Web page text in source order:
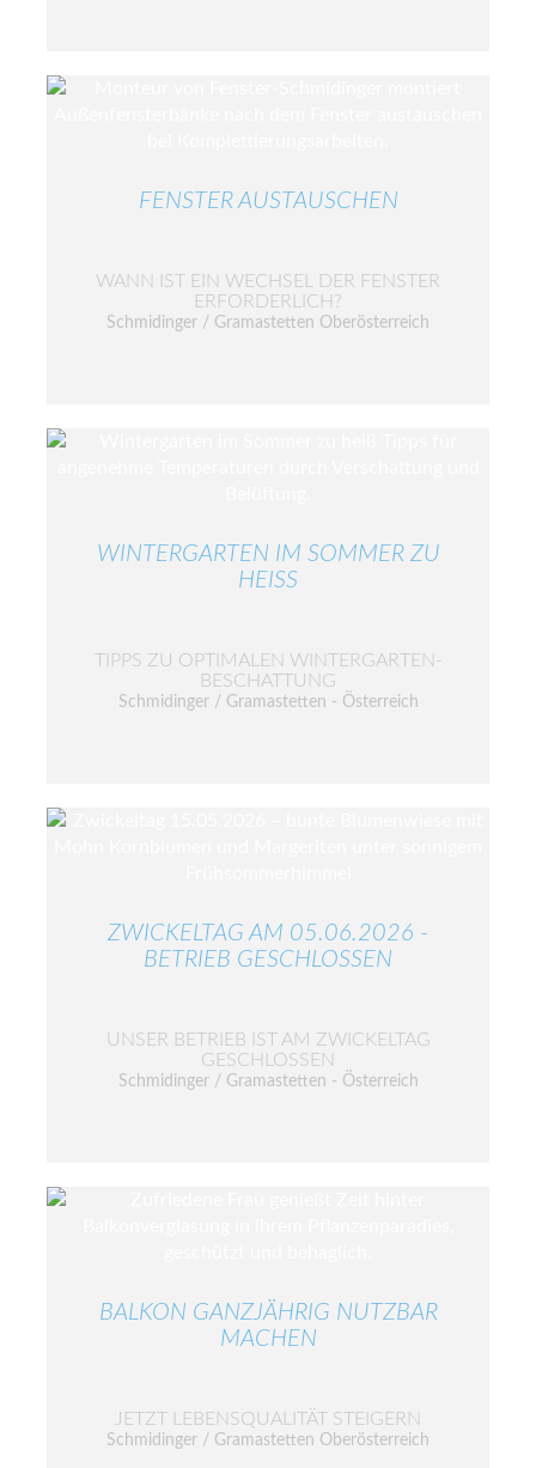
FENSTER AUSTAUSCHEN
WANN IST EIN WECHSEL DER FENSTER
ERFORDERLICH?
Schmidinger / Gramastetten Oberösterreich
WINTERGARTEN IM SOMMER ZU
HEISS
TIPPS ZU OPTIMALEN WINTERGARTEN-
BESCHATTUNG
Schmidinger / Gramastetten - Österreich
ZWICKELTAG AM 05.06.2026 -
BETRIEB GESCHLOSSEN
UNSER BETRIEB IST AM ZWICKELTAG
GESCHLOSSEN
Schmidinger / Gramastetten - Österreich
BALKON GANZJÄHRIG NUTZBAR
MACHEN
JETZT LEBENSQUALITÄT STEIGERN
Schmidinger / Gramastetten Oberösterreich